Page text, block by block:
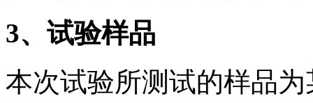
3、试验样品
本次试验所测试的样品